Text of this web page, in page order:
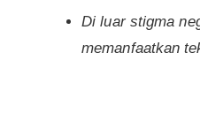
Di luar stigma
memanfaatkan